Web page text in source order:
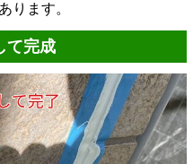
ります。
て完成